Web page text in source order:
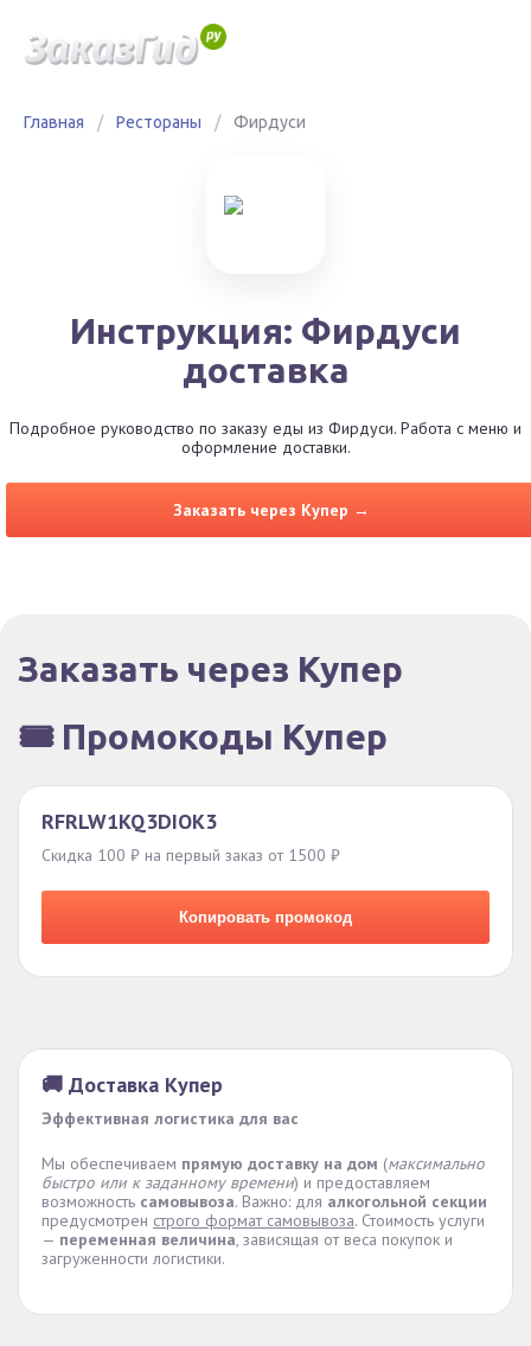
Главная / Рестораны / Фирдуси
Инструкция: Фирдуси
доставка
Подробное руководство по заказу еды из Фирдуси. Работа с меню и
оформление доставки.
Заказать через Купер →
Заказать через Купер
🎟️ Промокоды Купер
RFRLW1KQ3DIOK3
Скидка 100 ₽ на первый заказ от 1500 ₽
Копировать промокод
🚚 Доставка Купер
Эффективная логистика для вас
Мы обеспечиваем прямую доставку на дом (максимально
быстро или к заданному времени) и предоставляем
возможность самовывоза. Важно: для алкогольной секции
предусмотрен строго формат самовывоза. Стоимость услуги
— переменная величина, зависящая от веса покупок и
загруженности логистики.